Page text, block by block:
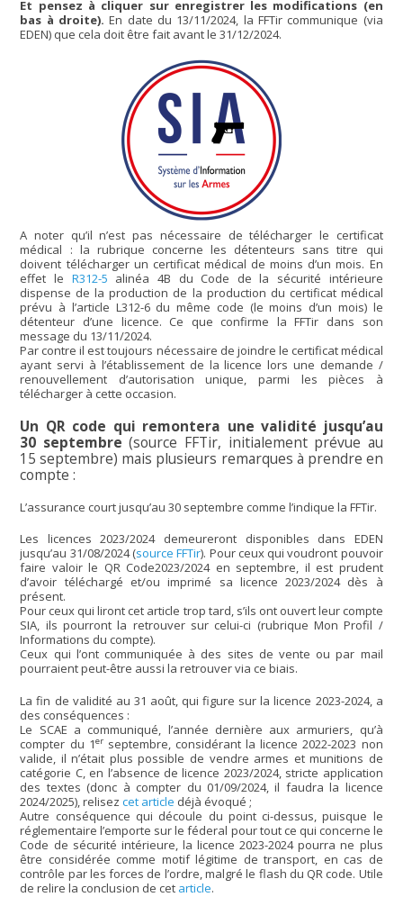
Et pensez à cliquer sur enregistrer les modifications (en
bas à droite). En date du 13/11/2024, la FFTir communique (via
EDEN) que cela doit être fait avant le 31/12/2024.
A noter qu’il n’est pas nécessaire de télécharger le certificat
médical : la rubrique concerne les détenteurs sans titre qui
doivent télécharger un certificat médical de moins d’un mois. En
effet le R312-5 alinéa 4B du Code de la sécurité intérieure
dispense de la production de la production du certificat médical
prévu à l’article L312-6 du même code (le moins d’un mois) le
détenteur d’une licence. Ce que confirme la FFTir dans son
message du 13/11/2024.
Par contre il est toujours nécessaire de joindre le certificat médical
ayant servi à l’établissement de la licence lors une demande /
renouvellement d’autorisation unique, parmi les pièces à
télécharger à cette occasion.
Un QR code qui remontera une validité jusqu’au
30 septembre(source FFTir, initialement prévue au
15 septembre) mais plusieurs remarques à prendre en
compte :
L’assurance court jusqu’au 30 septembre comme l’indique la FFTir.
Les licences 2023/2024 demeureront disponibles dans EDEN
jusqu’au 31/08/2024 (source FFTir). Pour ceux qui voudront pouvoir
faire valoir le QR Code2023/2024 en septembre, il est prudent
d’avoir téléchargé et/ou imprimé sa licence 2023/2024 dès à
présent.
Pour ceux qui liront cet article trop tard, s’ils ont ouvert leur compte
SIA, ils pourront la retrouver sur celui-ci (rubrique Mon Profil /
Informations du compte).
Ceux qui l’ont communiquée à des sites de vente ou par mail
pourraient peut-être aussi la retrouver via ce biais.
La fin de validité au 31 août, qui figure sur la licence 2023-2024, a
des conséquences :
Le SCAE a communiqué, l’année dernière aux armuriers, qu’à
compter du 1erseptembre, considérant la licence 2022-2023 non
valide, il n’était plus possible de vendre armes et munitions de
catégorie C, en l’absence de licence 2023/2024, stricte application
des textes (donc à compter du 01/09/2024, il faudra la licence
2024/2025), relisezcet article déjà évoqué ;
Autre conséquence qui découle du point ci-dessus, puisque le
réglementaire l’emporte sur le féderal pour tout ce qui concerne le
Code de sécurité intérieure, la licence 2023-2024 pourra ne plus
être considérée comme motif légitime de transport, en cas de
contrôle par les forces de l’ordre, malgré le flash du QR code. Utile
de relire la conclusion de cet article.